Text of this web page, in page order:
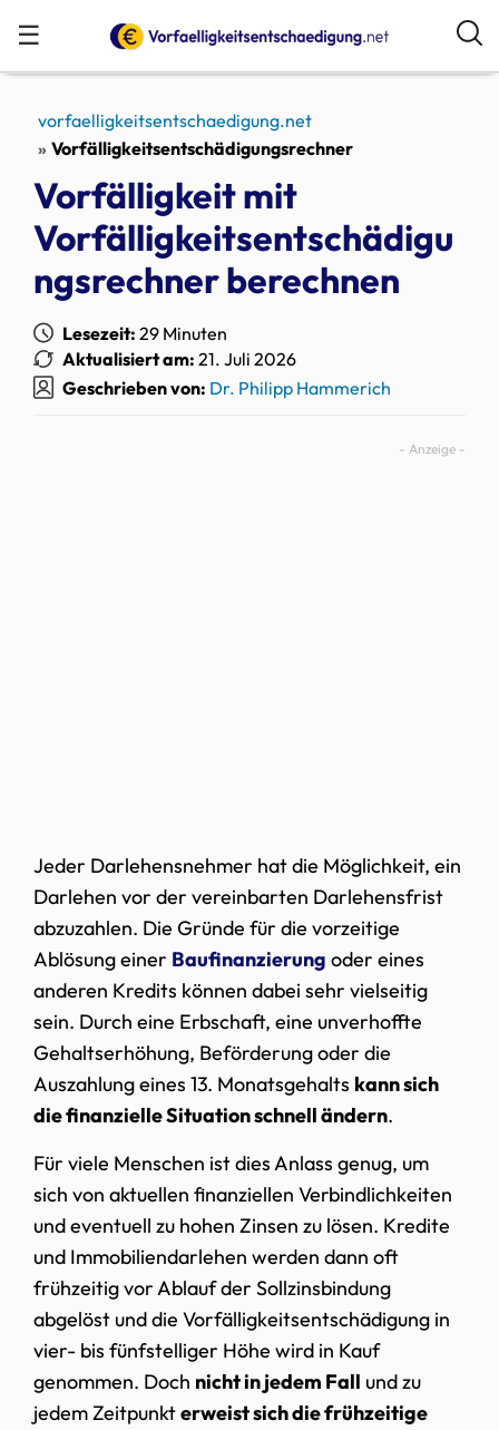
☰
vorfaelligkeitsentschaedigung.net
Vorfälligkeitsentschädigungsrechner
Vorfälligkeit mit
Vorfälligkeitsentschädigu
ngsrechner berechnen
Lesezeit: 29 Minuten
Aktualisiert am: 21. Juli 2026
Geschrieben von: Dr. Philipp Hammerich
Jeder Darlehensnehmer hat die Möglichkeit, ein
Darlehen vor der vereinbarten Darlehensfrist
abzuzahlen. Die Gründe für die vorzeitige
Ablösung einer Baufinanzierung oder eines
anderen Kredits können dabei sehr vielseitig
sein. Durch eine Erbschaft, eine unverhoffte
Gehaltserhöhung, Beförderung oder die
Auszahlung eines 13. Monatsgehalts kann sich
die finanzielle Situation schnell ändern.
Für viele Menschen ist dies Anlass genug, um
sich von aktuellen finanziellen Verbindlichkeiten
und eventuell zu hohen Zinsen zu lösen. Kredite
und Immobiliendarlehen werden dann oft
frühzeitig vor Ablauf der Sollzinsbindung
abgelöst und die Vorfälligkeitsentschädigung in
vier- bis fünfstelliger Höhe wird in Kauf
genommen. Doch nicht in jedem Fall und zu
jedem Zeitpunkterweist sich die frühzeitige